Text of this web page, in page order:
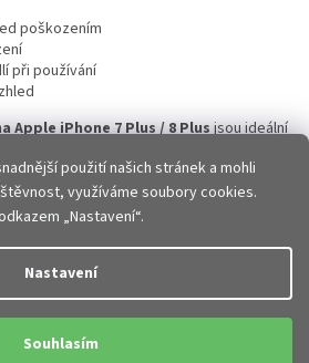
použití našich stránek a mohli
využíváme soubory cookies.
„Nastavení“.
Nastavení
Souhlasím
poškozením
při používání
Apple iPhone 7 Plus / 8 Plusjsou ideální
. Všechna práva vyhrazena.Upravit
nastavení cookies